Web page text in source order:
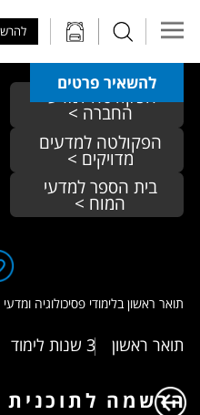
להשאיר פרטים
הפקולטה למדעי
החברה >
מדויקים >
המוח >
תואר ראשון בלימודי פסיכולוגיה
תואר ראשון 3 שנות לימוד
הרשמה לתוכנית